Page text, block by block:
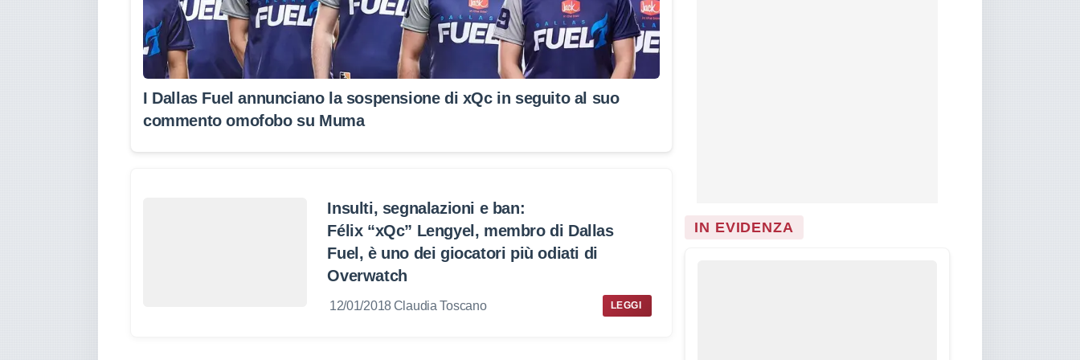
I Dallas Fuel annunciano la sospensione di xQc in seguito al suo
commento omofobo su Muma
Insulti, segnalazioni e ban:
Félix “xQc” Lengyel, membro di Dallas
Fuel, è uno dei giocatori più odiati di
Overwatch
12/01/2018Claudia Toscano LEGGI
IN EVIDENZA